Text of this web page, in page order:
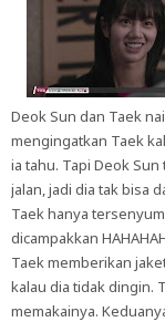
Deok Sun dan Taek
mengingatkan Taek
ia tahu. Tapi Deok
jalan, jadi dia tak bisa
Taek hanya
dicampakkan
Taek memberikan
kalau dia tidak dingin.
memakainya.